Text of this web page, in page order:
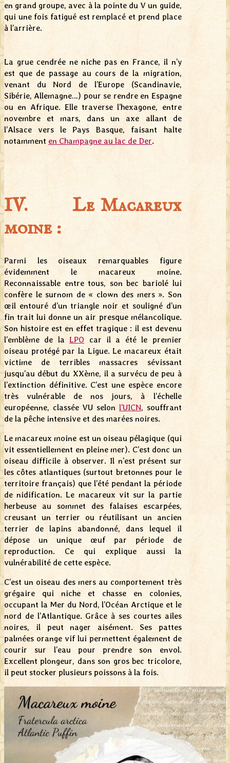
en grand groupe, avec à la pointe du V un guide,
qui une fois fatigué est remplacé et prend place
à l’arrière.
La grue cendrée ne niche pas en France, il n’y
est que de passage au cours de la migration,
venant du Nord de l’Europe (Scandinavie,
Sibérie, Allemagne…) pour se rendre en Espagne
ou en Afrique. Elle traverse l’hexagone, entre
novembre et mars, dans un axe allant de
l’Alsace vers le Pays Basque, faisant halte
notamment en Champagne au lac de Der.
IV. Le Macareux
moine :
Parmi les oiseaux remarquables figure
évidemment le macareux moine.
Reconnaissable entre tous, son bec bariolé lui
confère le surnom de « clown des mers ». Son
œil entouré d’un triangle noir et souligné d’un
fin trait lui donne un air presque mélancolique.
Son histoire est en effet tragique : il est devenu
l’emblème de la LPO car il a été le premier
oiseau protégé par la Ligue. Le macareux était
victime de terribles massacres sévissant
jusqu’au début du XXème, il a survécu de peu à
l’extinction définitive. C’est une espèce encore
très vulnérable de nos jours, à l’échelle
européenne, classée VU selon l’UICN, souffrant
de la pêche intensive et des marées noires.
Le macareux moine est un oiseau pélagique (qui
vit essentiellement en pleine mer). C’est donc un
oiseau difficile à observer. Il n’est présent sur
les côtes atlantiques (surtout bretonnes pour le
territoire français) que l’été pendant la période
de nidification. Le macareux vit sur la partie
herbeuse au sommet des falaises escarpées,
creusant un terrier ou réutilisant un ancien
terrier de lapins abandonné, dans lequel il
dépose un unique œuf par période de
reproduction. Ce qui explique aussi la
vulnérabilité de cette espèce.
C’est un oiseau des mers au comportement très
grégaire qui niche et chasse en colonies,
occupant la Mer du Nord, l’Océan Arctique et le
nord de l’Atlantique. Grâce à ses courtes ailes
noires, il peut nager aisément. Ses pattes
palmées orange vif lui permettent également de
courir sur l’eau pour prendre son envol.
Excellent plongeur, dans son gros bec tricolore,
il peut stocker plusieurs poissons à la fois.